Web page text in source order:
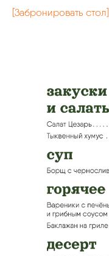
[Забронировать стол]